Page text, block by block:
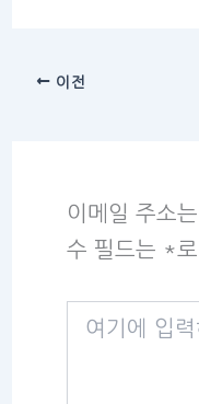
이전
이메일 주소
수 필드는 *